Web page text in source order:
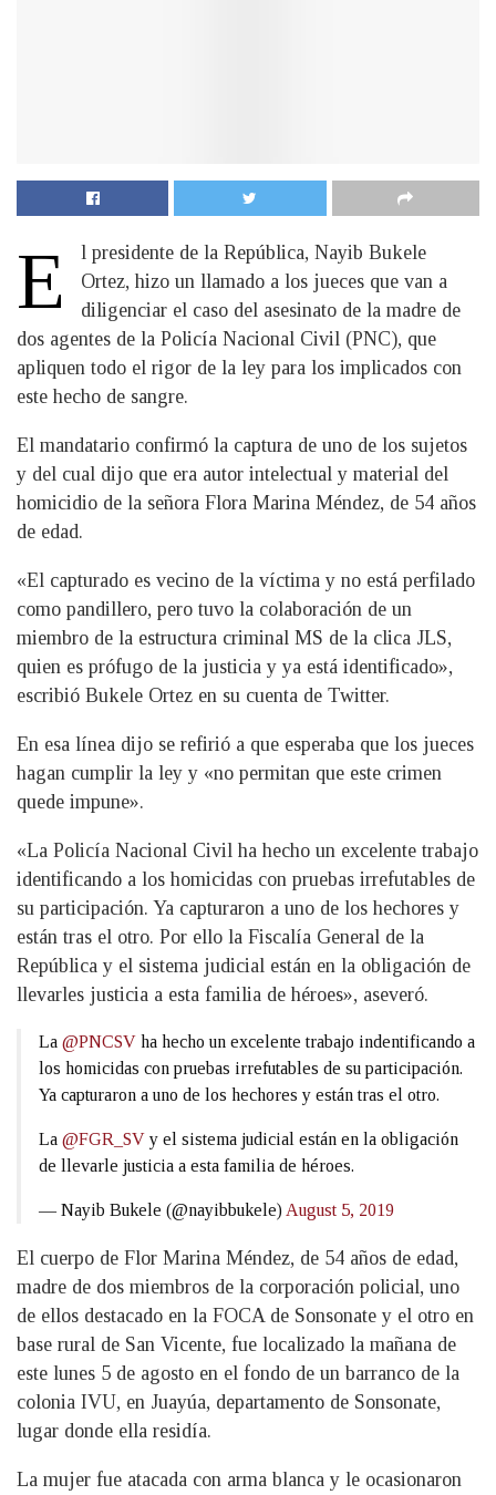
E
l presidente de la República, Nayib Bukele
Ortez, hizo un llamado a los jueces que van a
diligenciar el caso del asesinato de la madre de
dos agentes de la Policía Nacional Civil (PNC), que
apliquen todo el rigor de la ley para los implicados con
este hecho de sangre.
El mandatario confirmó la captura de uno de los sujetos
y del cual dijo que era autor intelectual y material del
homicidio de la señora Flora Marina Méndez, de 54 años
de edad.
«El capturado es vecino de la víctima y no está perfilado
como pandillero, pero tuvo la colaboración de un
miembro de la estructura criminal MS de la clica JLS,
quien es prófugo de la justicia y ya está identificado»,
escribió Bukele Ortez en su cuenta de Twitter.
En esa línea dijo se refirió a que esperaba que los jueces
hagan cumplir la ley y «no permitan que este crimen
quede impune».
«La Policía Nacional Civil ha hecho un excelente trabajo
identificando a los homicidas con pruebas irrefutables de
su participación. Ya capturaron a uno de los hechores y
están tras el otro. Por ello la Fiscalía General de la
República y el sistema judicial están en la obligación de
llevarles justicia a esta familia de héroes», aseveró.
La @PNCSV ha hecho un excelente trabajo indentificando a
los homicidas con pruebas irrefutables de su participación.
Ya capturaron a uno de los hechores y están tras el otro.
La @FGR_SV y el sistema judicial están en la obligación
de llevarle justicia a esta familia de héroes.
— Nayib Bukele (@nayibbukele) August 5, 2019
El cuerpo de Flor Marina Méndez, de 54 años de edad,
madre de dos miembros de la corporación policial, uno
de ellos destacado en la FOCA de Sonsonate y el otro en
base rural de San Vicente, fue localizado la mañana de
este lunes 5 de agosto en el fondo de un barranco de la
colonia IVU, en Juayúa, departamento de Sonsonate,
lugar donde ella residía.
La mujer fue atacada con arma blanca y le ocasionaron